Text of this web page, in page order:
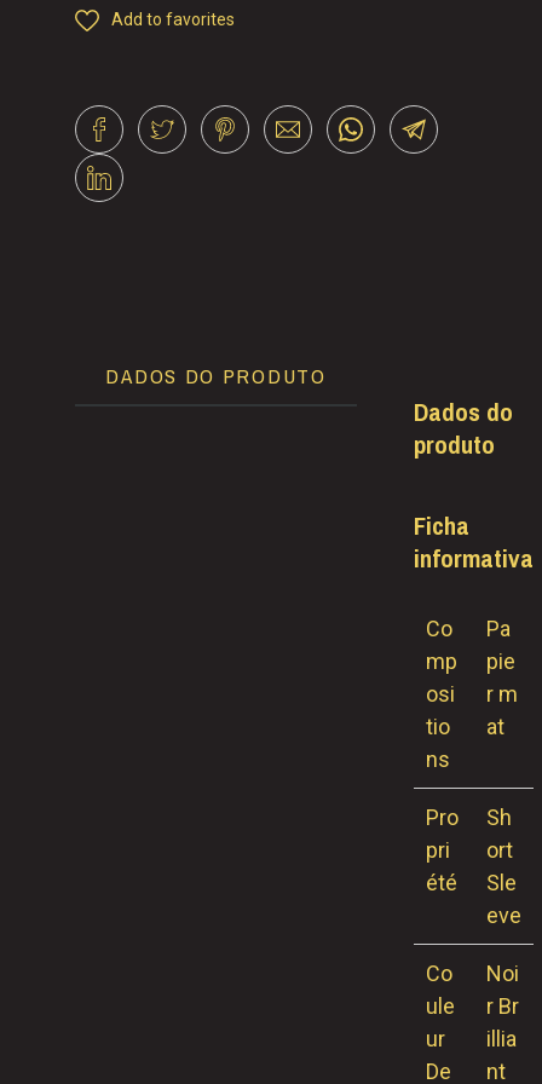
Add to favorites
DADOS DO PRODUTO
Dados do
produto
Ficha
informativa
Co
Mp
Osi
Tio
Ns
Pa
pie
r m
at
Pro
Pri
Été
Sh
ort
Sle
eve
Co
Ule
Ur
De
Noi
r Br
illia
nt